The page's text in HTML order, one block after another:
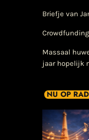
Briefje van
Massaal
jaar hopelijk
NU OP